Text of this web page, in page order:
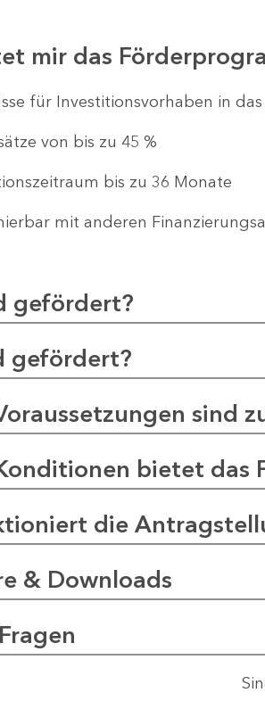
mir das
für Investitionsvorhaben in
von bis zu 45 %
bis zu 36 Monate
mit anderen
gefördert?
gefördert?
sind
bietet das
die
& Downloads